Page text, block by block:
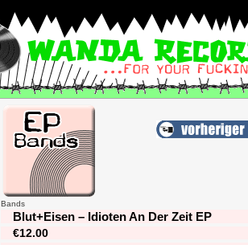
Bands
Blut+Eisen – Idioten An Der Zeit EP
€12.00